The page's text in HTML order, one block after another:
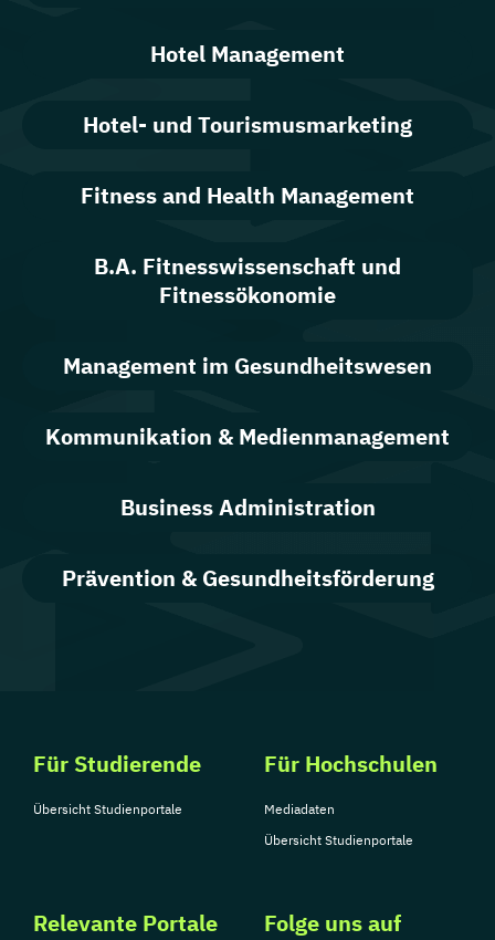
Hotel Management
Hotel- und Tourismusmarketing
Fitness and Health Management
B.A. Fitnesswissenschaft und
Fitnessökonomie
Management im Gesundheitswesen
Kommunikation & Medienmanagement
Business Administration
Prävention & Gesundheitsförderung
Für Studierende
Übersicht Studienportale
Für Hochschulen
Mediadaten
Übersicht Studienportale
Relevante Portale Folge uns auf